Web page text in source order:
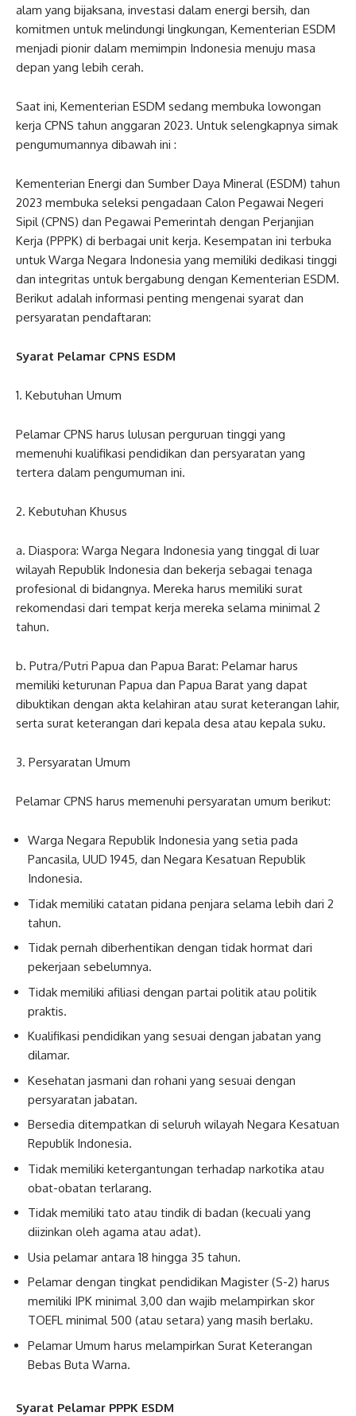
alam yang bijaksana, investasi dalam energi bersih, dan
komitmen untuk melindungi lingkungan, Kementerian ESDM
menjadi pionir dalam memimpin Indonesia menuju masa
depan yang lebih cerah.
Saat ini, Kementerian ESDM sedang membuka lowongan
kerja CPNS tahun anggaran 2023. Untuk selengkapnya simak
pengumumannya dibawah ini :
Kementerian Energi dan Sumber Daya Mineral (ESDM) tahun
2023 membuka seleksi pengadaan Calon Pegawai Negeri
Sipil (CPNS) dan Pegawai Pemerintah dengan Perjanjian
Kerja (PPPK) di berbagai unit kerja. Kesempatan ini terbuka
untuk Warga Negara Indonesia yang memiliki dedikasi tinggi
dan integritas untuk bergabung dengan Kementerian ESDM.
Berikut adalah informasi penting mengenai syarat dan
persyaratan pendaftaran:
Syarat Pelamar CPNS ESDM
1. Kebutuhan Umum
Pelamar CPNS harus lulusan perguruan tinggi yang
memenuhi kualifikasi pendidikan dan persyaratan yang
tertera dalam pengumuman ini.
2. Kebutuhan Khusus
a. Diaspora: Warga Negara Indonesia yang tinggal di luar
wilayah Republik Indonesia dan bekerja sebagai tenaga
profesional di bidangnya. Mereka harus memiliki surat
rekomendasi dari tempat kerja mereka selama minimal 2
tahun.
b. Putra/Putri Papua dan Papua Barat: Pelamar harus
memiliki keturunan Papua dan Papua Barat yang dapat
dibuktikan dengan akta kelahiran atau surat keterangan lahir,
serta surat keterangan dari kepala desa atau kepala suku.
3. Persyaratan Umum
Pelamar CPNS harus memenuhi persyaratan umum berikut:
Warga Negara Republik Indonesia yang setia pada
Pancasila, UUD 1945, dan Negara Kesatuan Republik
Indonesia.
Tidak memiliki catatan pidana penjara selama lebih dari 2
tahun.
Tidak pernah diberhentikan dengan tidak hormat dari
pekerjaan sebelumnya.
Tidak memiliki afiliasi dengan partai politik atau politik
praktis.
Kualifikasi pendidikan yang sesuai dengan jabatan yang
dilamar.
Kesehatan jasmani dan rohani yang sesuai dengan
persyaratan jabatan.
Bersedia ditempatkan di seluruh wilayah Negara Kesatuan
Republik Indonesia.
Tidak memiliki ketergantungan terhadap narkotika atau
obat-obatan terlarang.
Tidak memiliki tato atau tindik di badan (kecuali yang
diizinkan oleh agama atau adat).
Usia pelamar antara 18 hingga 35 tahun.
Pelamar dengan tingkat pendidikan Magister (S-2) harus
memiliki IPK minimal 3,00 dan wajib melampirkan skor
TOEFL minimal 500 (atau setara) yang masih berlaku.
Pelamar Umum harus melampirkan Surat Keterangan
Bebas Buta Warna.
Syarat Pelamar PPPK ESDM